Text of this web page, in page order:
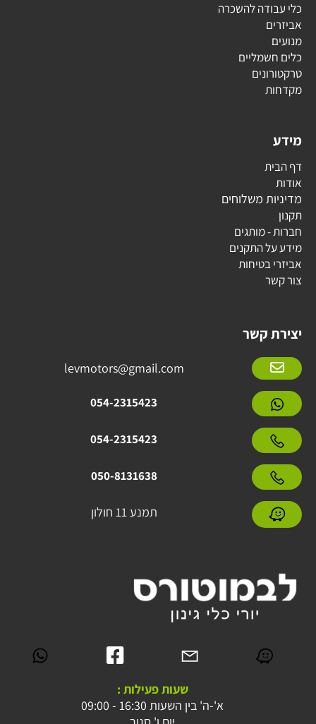
כלי עבודה להשכרה
אביזרים
מנועים
כלים חשמליים
טרקטורונים
מקדחות
מידע
דף הבית
אודות
מדיניות משלוחים
תקנון
חברות - מותגים
מידע על התקנים
אביזרי בטיחות
צור קשר
יצירת קשר
levmotors@gmail.com
054-2315423
054-2315423
050-8131638
תמנע 11 חולון
שעות פעילות :
א'-ה' בין השעות 16:30 - 09:00